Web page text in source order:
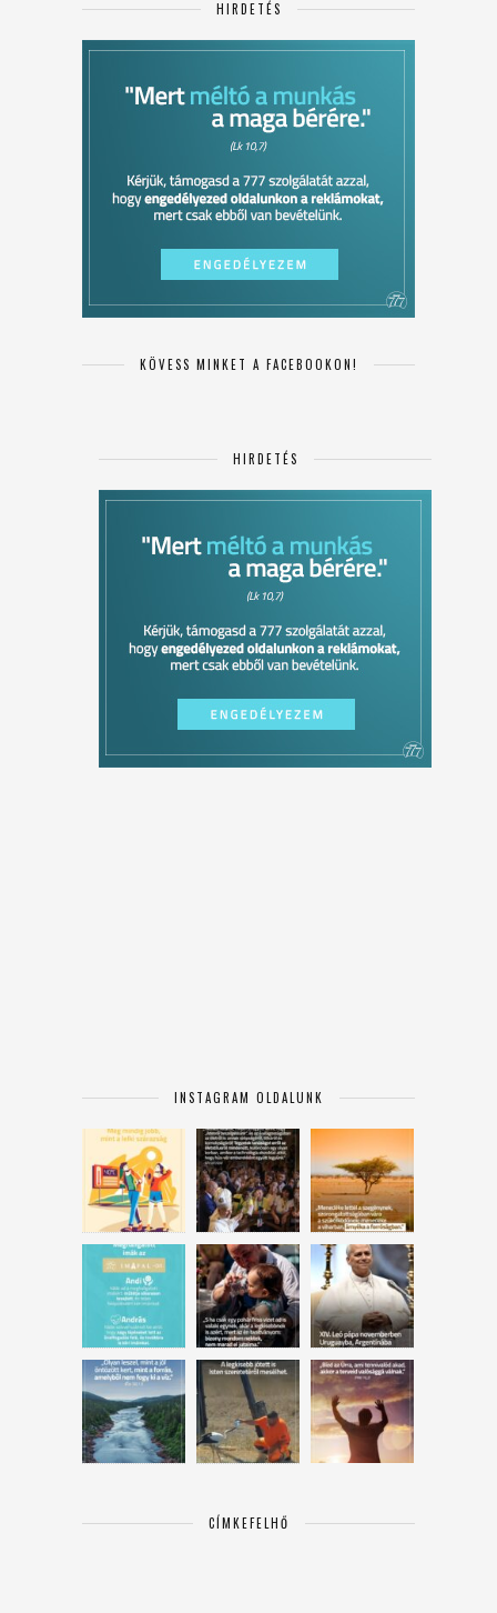
HIRDETÉS
KÖVESS MINKET A FACEBOOKON!
HIRDETÉS
INSTAGRAM OLDALUNK
CÍMKEFELHŐ